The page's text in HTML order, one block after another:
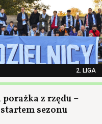
2. LIGA
z rzędu –
sezonu